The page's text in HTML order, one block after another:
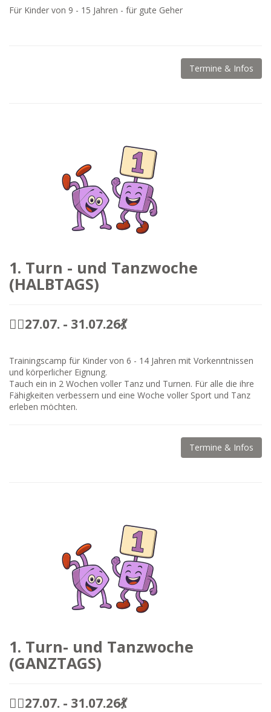
Für Kinder von 9 - 15 Jahren - für gute Geher
Termine & Infos
1. Turn - und Tanzwoche
(HALBTAGS)
🤸‍♀️27.07. - 31.07.26💃
Trainingscamp für Kinder von 6 - 14 Jahren mit Vorkenntnissen
und körperlicher Eignung.
Tauch ein in 2 Wochen voller Tanz und Turnen. Für alle die ihre
Fähigkeiten verbessern und eine Woche voller Sport und Tanz
erleben möchten.
Termine & Infos
1. Turn- und Tanzwoche
(GANZTAGS)
🤸‍♀️27.07. - 31.07.26💃